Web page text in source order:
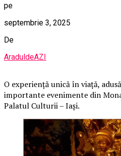
pe
septembrie 3, 2025
De
AraduldeAZI
O experiență unică în viață,
importante evenimente din
Palatul Culturii – Iași.